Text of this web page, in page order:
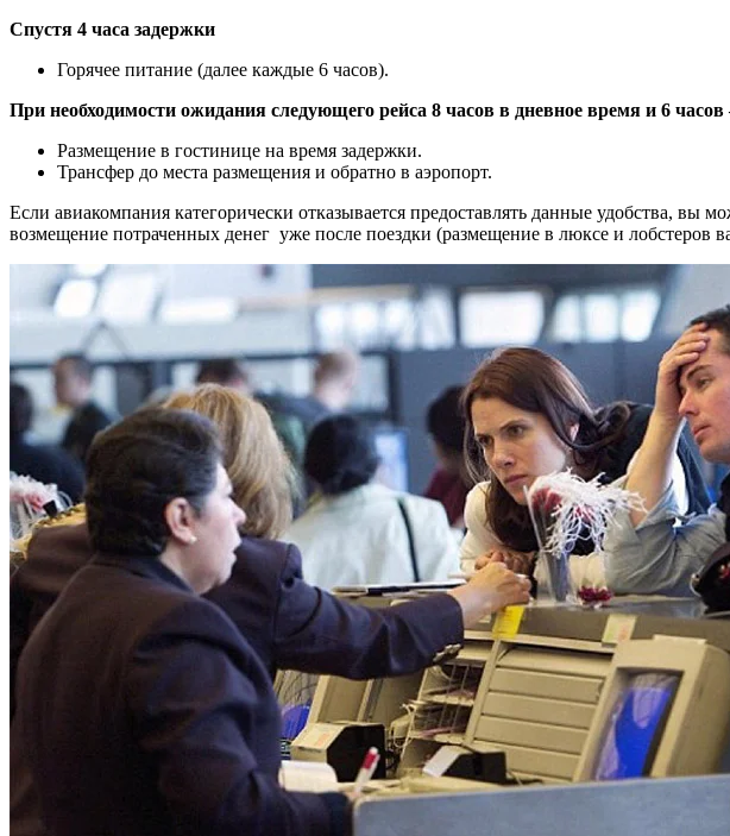
Спустя 4 часа задержки
Горячее питание (далее каждые 6 часов).
При необходимости ожидания следующего рейса 8 часов в дневное время и 6
Размещение в гостинице на время задержки.
Трансфер до места размещения и обратно в аэропорт.
Если авиакомпания категорически отказывается предоставлять данные удобства, вы
возмещение потраченных денег уже после поездки (размещение в люксе и лобстеров